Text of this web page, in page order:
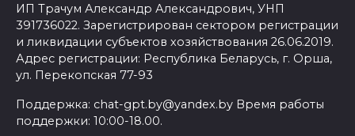
ИП Трачум Александр Александрович, УНП
391736022. Зарегистрирован сектором регистрации
и ликвидации субъектов хозяйствования 26.06.2019.
Адрес регистрации: Республика Беларусь, г. Орша,
ул. Перекопская 77-93
Поддержка: chat-gpt.by@yandex.by Время работы
поддержки: 10:00-18.00.